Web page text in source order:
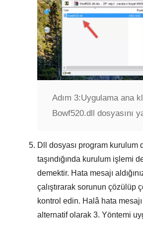
Adım 3:Uygulama ana
Bowf520.dll dosyasını
Dll dosyası program kurulum
taşındığında kurulum işlemi
demektir. Hata mesajı
çalıştırarak sorunun çözülüp
kontrol edin. Halâ hata mesajı
alternatif olarak 3. Yöntemi